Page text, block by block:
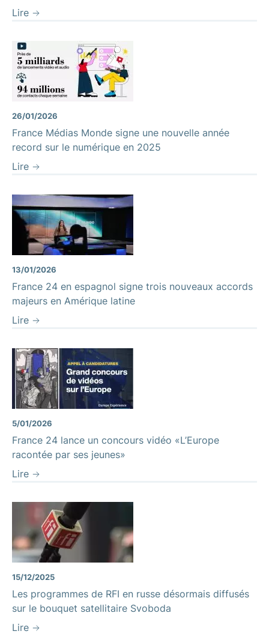
Lire
26/01/2026
France Médias Monde signe une nouvelle année
record sur le numérique en 2025
Lire
13/01/2026
France 24 en espagnol signe trois nouveaux accords
majeurs en Amérique latine
Lire
5/01/2026
France 24 lance un concours vidéo «L’Europe
racontée par ses jeunes»
Lire
15/12/2025
Les programmes de RFI en russe désormais diffusés
sur le bouquet satellitaire Svoboda
Lire